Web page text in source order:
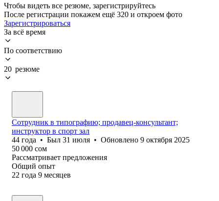
Чтобы видеть все резюме, зарегистрируйтесь
После регистрации покажем ещё 320 и откроем фото
Зарегистрироваться
За всё время
По соответствию
20 резюме
Сотрудник в типографию; продавец-консультант;
инструктор в спорт зал
44 года • Был 31 июля • Обновлено 9 октября 2025
50 000 сом
Рассматривает предложения
Общий опыт
22 года 9 месяцев